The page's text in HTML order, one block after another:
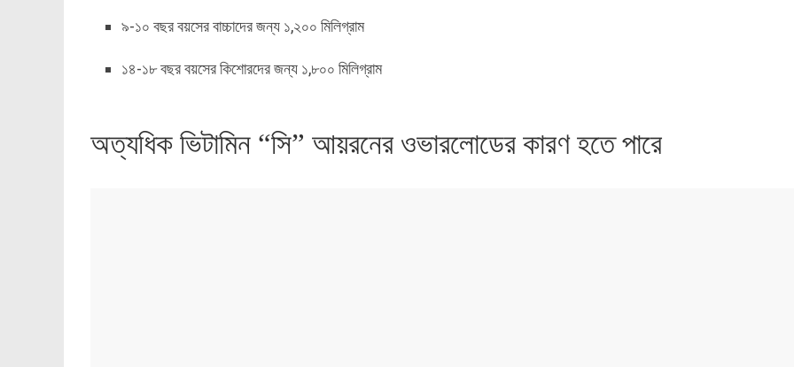
৯-১০ বছর বয়সের বাচ্চাদের জন্য ১,২০০ মিলিগ্রাম
১৪-১৮ বছর বয়সের কিশোরদের জন্য ১,৮০০ মিলিগ্রাম
অত্যধিক ভিটামিন “সি” আয়রনের ওভারলোডের কারণ হতে পারে